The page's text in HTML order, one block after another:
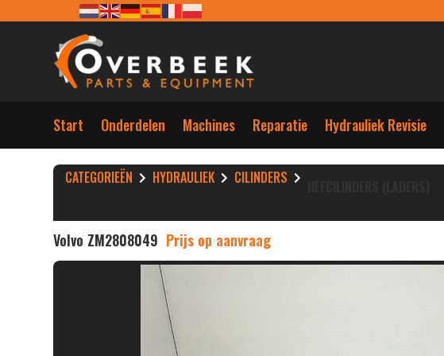
Start Onderdelen Machines Reparatie Hydrauliek Revisie
CATEGORIEËN HYDRAULIEK CILINDERS
Volvo ZM2808049 Prijs op aanvraag